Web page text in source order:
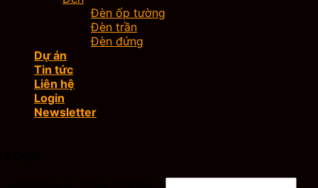
Đèn ốp tường
Đèn trần
Đèn đứng
Dự án
Tin tức
Liên hệ
Login
Newsletter